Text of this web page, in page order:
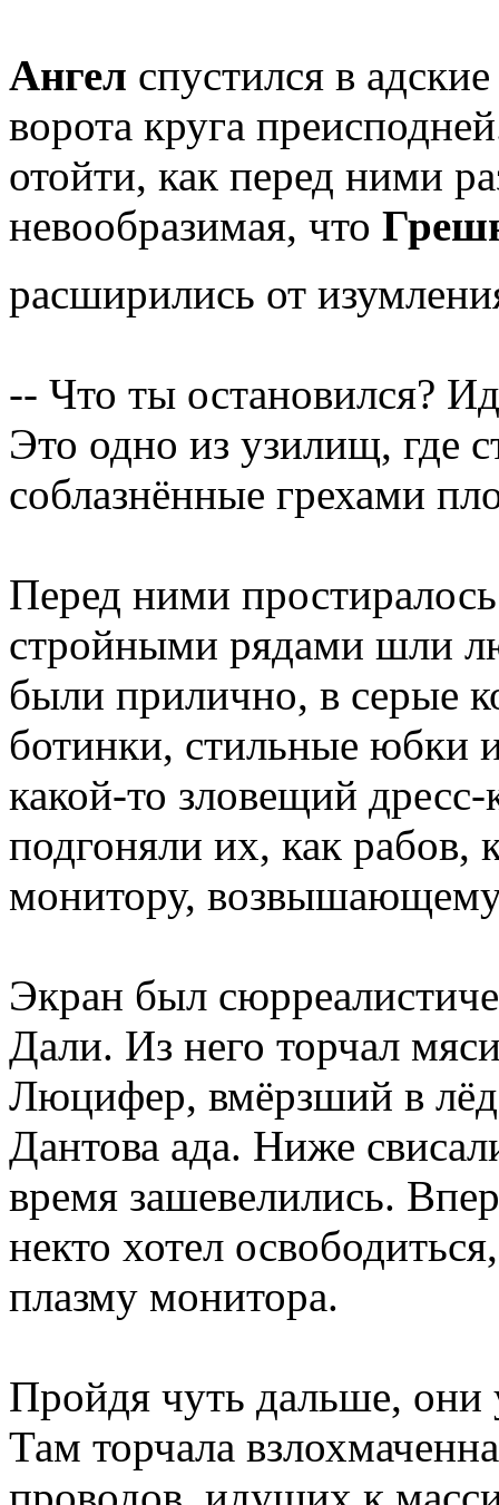
Ангел спустился в
ворота круга
отойти, как перед ними
невообразимая, что
расширились от
-- Что ты остановился?
Это одно из узилищ, где
соблазнённые грехами
Перед ними
стройными рядами шли
были прилично, в серые
ботинки, стильные юбки
какой-то зловещий
подгоняли их, как
монитору,
Экран был
Дали. Из него торчал
Люцифер, вмёрзший в лёд
Дантова ада. Ниже
время зашевелились.
некто хотел
плазму монитора.
Пройдя чуть дальше, они
Там торчала